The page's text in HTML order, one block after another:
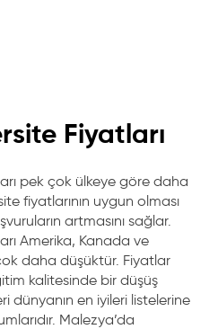
Fiyatları
pek çok ülkeye göre daha
fiyatlarının uygun olması
artmasını sağlar.
Amerika, Kanada ve
daha düşüktür. Fiyatlar
kalitesinde bir düşüş
dünyanın en iyileri listelerine
Malezya’da